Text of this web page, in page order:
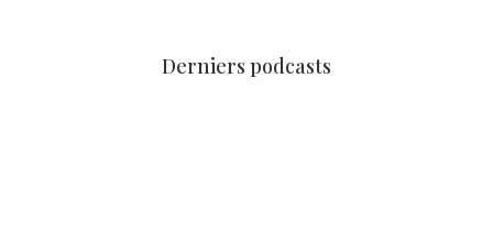
Derniers podcasts